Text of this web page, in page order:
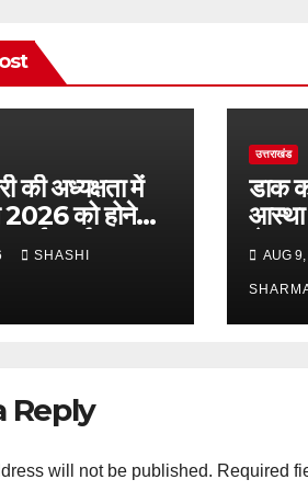
की अध्यक्षता में
को होने
कार्यक्रम
SHASHI
उत्तराखंड
डाक
आस्था
सेAUG
Reply
will not be published. Required